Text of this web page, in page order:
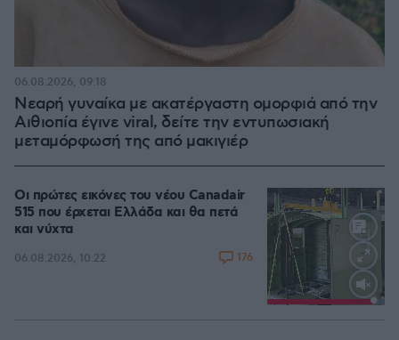
Νεαρή γυναίκα με ακατέργαστη ομορφιά από την
Αιθιοπία έγινε viral, δείτε την εντυπωσιακή
μεταμόρφωσή της από μακιγιέρ
06.08.2026, 09:18
Player
is
loading.
Loaded:
Οι πρώτες εικόνες του νέου Canadair
515 που έρχεται Ελλάδα και θα πετά
και νύχτα
06.08.2026, 10:22 176